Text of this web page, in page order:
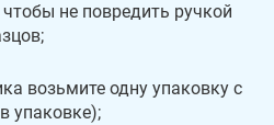
чтобы не повредить ручкой
возьмите одну упаковку с
упаковке);